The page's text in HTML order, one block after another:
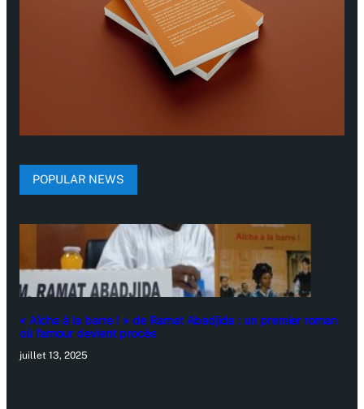
POPULAR NEWS
« Aïcha à la barre ! » de Ramat Abadjida : un premier roman
où l’amour devient procès
juillet 13, 2025